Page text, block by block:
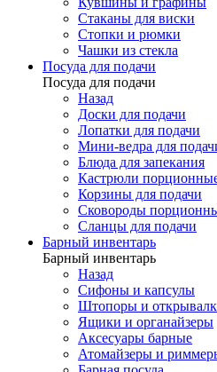
Стаканы для виски
Стопки и рюмки
Чашки из стекла
Посуда для подачи
Посуда для подачи
Назад
Доски для подачи
Лопатки для подачи
Мини-ведра для
Блюда для запекания
Кастрюли
Корзины для подачи
Сковороды
Сланцы для подачи
Барный инвентарь
Барный инвентарь
Назад
Сифоны и капсулы
Штопоры и
Ящики и органайзеры
Аксесуары барные
Атомайзеры и